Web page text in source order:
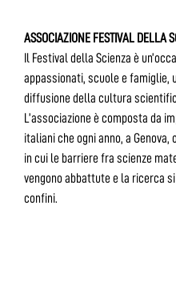
ASSOCIAZIONE FESTIVAL DELLA
Il Festival della Scienza è
appassionati, scuole e famiglie,
diffusione della cultura
L’associazione è composta da
italiani che ogni anno, a Genova,
in cui le barriere fra scienze
vengono abbattute e la ricerca
confini.